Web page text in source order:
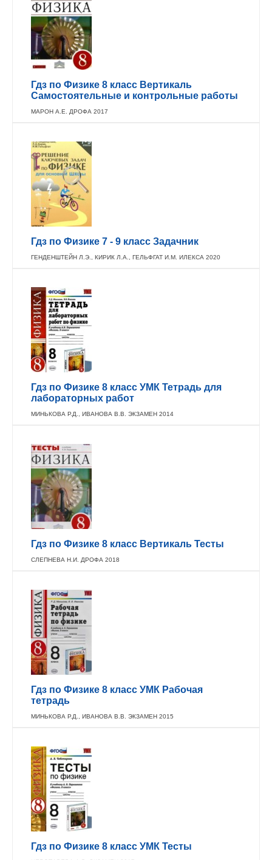
Гдз по Физике 8 класс Вертикаль
Самостоятельные и контрольные работы
МАРОН А.Е. ДРОФА 2017
Гдз по Физике 7 - 9 класс Задачник
ГЕНДЕНШТЕЙН Л.Э., КИРИК Л.А., ГЕЛЬФГАТ И.М. ИЛЕКСА 2020
Гдз по Физике 8 класс УМК Тетрадь для
лабораторных работ
МИНЬКОВА Р.Д., ИВАНОВА В.В. ЭКЗАМЕН 2014
Гдз по Физике 8 класс Вертикаль Тесты
СЛЕПНЕВА Н.И. ДРОФА 2018
Гдз по Физике 8 класс УМК Рабочая
тетрадь
МИНЬКОВА Р.Д., ИВАНОВА В.В. ЭКЗАМЕН 2015
Гдз по Физике 8 класс УМК Тесты